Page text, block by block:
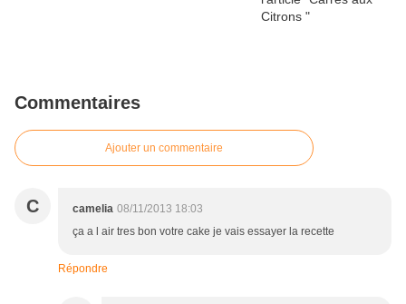
Commentaires
Ajouter un commentaire
C camelia 08/11/2013 18:03
ça a l air tres bon votre cake je vais essayer la recette
Répondre